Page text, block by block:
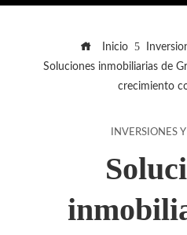
Inicio
Soluciones inmobiliarias de
crecimiento
INVERSIONES